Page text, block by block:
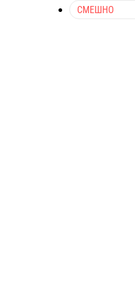
СМЕШНО